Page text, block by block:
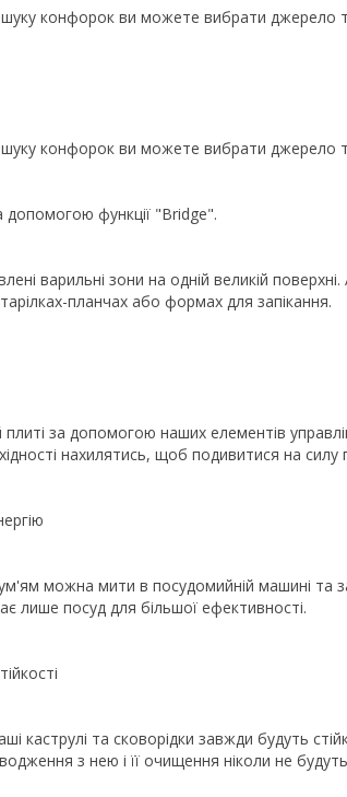
конфорок ви можете вибрати джерело
конфорок ви можете вибрати джерело
допомогою функції "Bridge".
варильні зони на одній великій
планчах або формах для запікання.
за допомогою наших елементів
нахилятись, щоб подивитися на силу
можна мити в посудомийній машині та
лише посуд для більшої ефективності.
каструлі та сковорідки завжди будуть
з нею і її очищення ніколи не